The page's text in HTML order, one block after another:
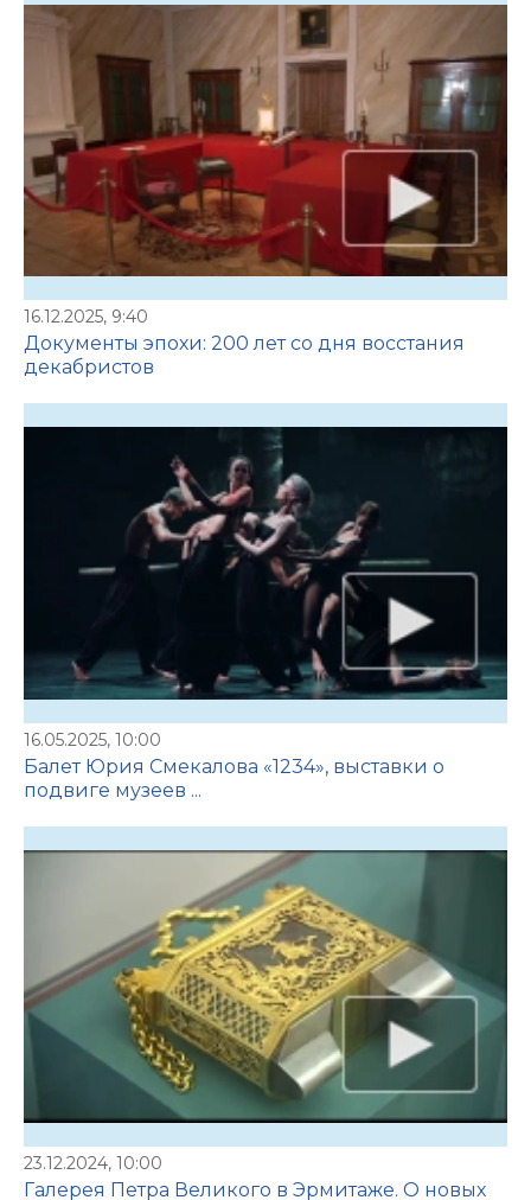
16.12.2025, 9:40
Документы эпохи: 200 лет со дня восстания
декабристов
16.05.2025, 10:00
Балет Юрия Смекалова «1234», выставки о
подвиге музеев ...
23.12.2024, 10:00
Галерея Петра Великого в Эрмитаже. О новых